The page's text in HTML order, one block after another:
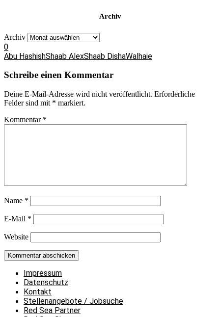
Archiv
Archiv
0
Abu HashishShaab AlexShaab DishaWalhaie
Schreibe einen Kommentar
Deine E-Mail-Adresse wird nicht veröffentlicht. Erforderliche
Felder sind mit * markiert.
Kommentar *
Name *
E-Mail *
Website
Impressum
Datenschutz
Kontakt
Stellenangebote / Jobsuche
Red Sea Partner